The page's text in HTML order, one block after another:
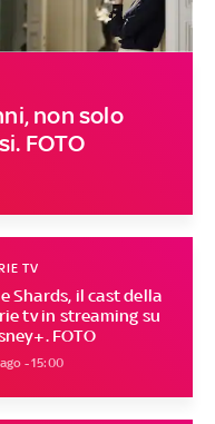
non solo
FOTO
Shards, il cast della
tv in streaming su
FOTO
TV
- 15:00